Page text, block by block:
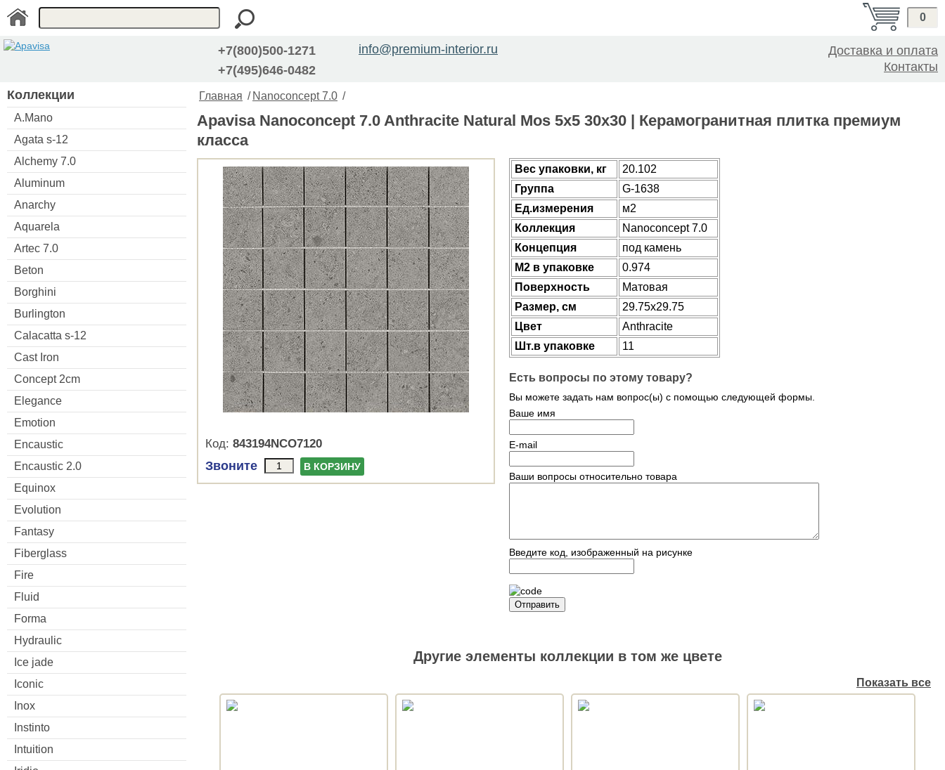
0
+7(800)500-1271
+7(495)646-0482
info@premium-interior.ru
Доставка и оплата
Контакты
Коллекции
A.Mano
Agata s-12
Alchemy 7.0
Aluminum
Anarchy
Aquarela
Artec 7.0
Beton
Borghini
Burlington
Calacatta s-12
Cast Iron
Concept 2cm
Elegance
Emotion
Encaustic
Encaustic 2.0
Equinox
Evolution
Fantasy
Fiberglass
Fire
Fluid
Forma
Hydraulic
Ice jade
Iconic
Inox
Instinto
Intuition
Главная / Nanoconcept 7.0 /
Apavisa Nanoconcept 7.0 Anthracite Natural Mos 5x5 30x30 | Керамогранитная плитка премиум
класса
Код: 843194NCO7120
Звоните В КОРЗИНУ
Веc упаковки, кг
20.102
Группа
G-1638
Ед.измерения
м2
Коллекция
Nanoconcept 7.0
Концепция
под камень
М2 в упаковке
0.974
Поверхность
Матовая
Размер, см
29.75x29.75
Цвет
Anthracite
Шт.в упаковке
11
Есть вопросы по этому товару?
Вы можете задать нам вопрос(ы) с помощью следующей формы.
Ваше имя
E-mail
Ваши вопросы относительно товара
Введите код, изображенный на рисунке
Отправить
Другие элементы коллекции в том же цвете
Показать все